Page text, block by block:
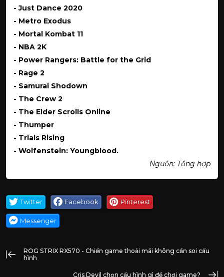
- Just Dance 2020
- Metro Exodus
- Mortal Kombat 11
- NBA 2K
- Power Rangers: Battle for the Grid
- Rage 2
- Samurai Shodown
- The Crew 2
- The Elder Scrolls Online
- Thumper
- Trials Rising
- Wolfenstein: Youngblood.
Nguồn: Tổng hợp
Twitter Facebook Pinterest
Messenger
ROG STRIX RX570 - Chiến game thoải mái không cần soi cấu
hình
Cris Devil chọn cấu hình gì để chơi game?